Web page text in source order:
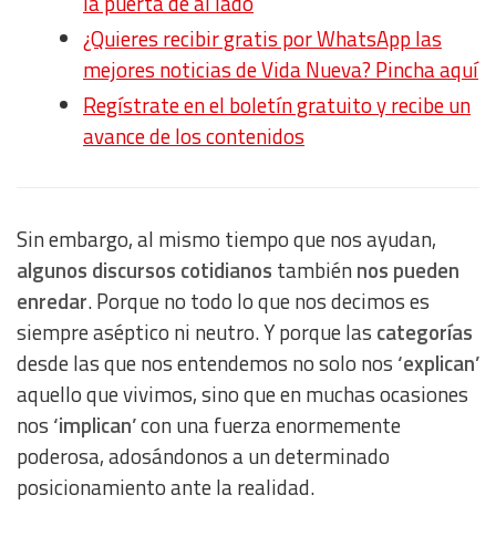
¿Quieres recibir gratis por WhatsApp las
mejores noticias de Vida Nueva? Pincha aquí
Regístrate en el boletín gratuito y recibe un
avance de los contenidos
Sin embargo, al mismo tiempo que nos ayudan,
algunos discursos cotidianos tambiénnos pueden
enredar. Porque no todo lo que nos decimos es
siempre aséptico ni neutro. Y porque las categorías
desde las que nos entendemos no solo nos ‘explican’
aquello que vivimos, sino que en muchas ocasiones
nos ‘implican’con una fuerza enormemente
poderosa, adosándonos a un determinado
posicionamiento ante la realidad.